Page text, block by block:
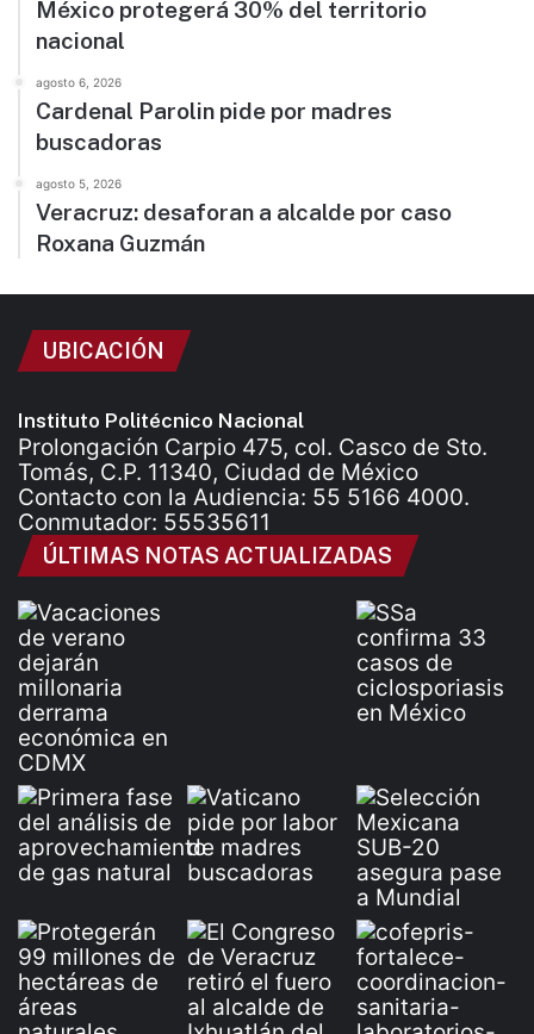
México protegerá 30% del territorio
nacional
agosto 6, 2026
Cardenal Parolin pide por madres
buscadoras
agosto 5, 2026
Veracruz: desaforan a alcalde por caso
Roxana Guzmán
UBICACIÓN
Instituto Politécnico Nacional
Prolongación Carpio 475, col. Casco de Sto.
Tomás, C.P. 11340, Ciudad de México
Contacto con la Audiencia: 55 5166 4000.
Conmutador: 55535611
ÚLTIMAS NOTAS ACTUALIZADAS